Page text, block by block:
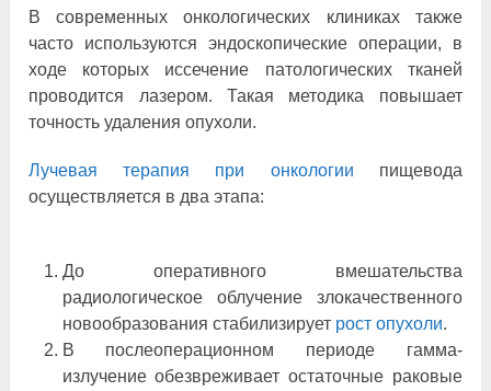
В современных онкологических клиниках также
часто используются эндоскопические операции, в
ходе которых иссечение патологических тканей
проводится лазером. Такая методика повышает
точность удаления опухоли.
Лучевая терапия при онкологии пищевода
осуществляется в два этапа:
До оперативного вмешательства
радиологическое облучение злокачественного
новообразования стабилизирует рост опухоли.
В послеоперационном периоде гамма-
излучение обезвреживает остаточные раковые